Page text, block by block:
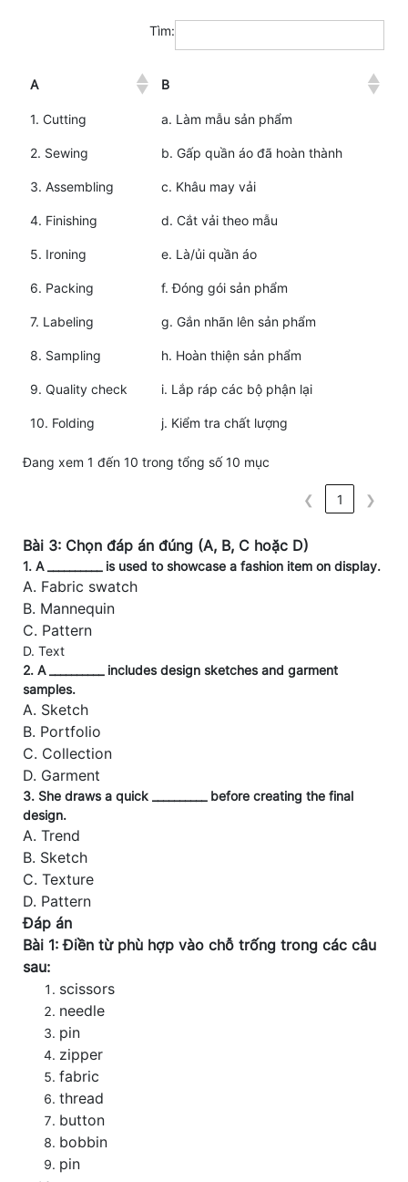
Tìm:
A B
1. Cutting a. Làm mẫu sản phẩm
2. Sewing b. Gấp quần áo đã hoàn thành
3. Assembling c. Khâu may vải
4. Finishing d. Cắt vải theo mẫu
5. Ironing e. Là/ủi quần áo
6. Packing f. Đóng gói sản phẩm
7. Labeling g. Gắn nhãn lên sản phẩm
8. Sampling h. Hoàn thiện sản phẩm
9. Quality check i. Lắp ráp các bộ phận lại
10. Folding j. Kiểm tra chất lượng
Đang xem 1 đến 10 trong tổng số 10 mục
❮ 1 ❯
Bài 3: Chọn đáp án đúng (A, B, C hoặc D)
1. A __________ is used to showcase a fashion item on display.
A. Fabric swatch
B. Mannequin
C. Pattern
D. Text
2. A __________ includes design sketches and garment
samples.
A. Sketch
B. Portfolio
C. Collection
D. Garment
3. She draws a quick __________ before creating the final
design.
A. Trend
B. Sketch
C. Texture
D. Pattern
Đáp án
Bài 1: Điền từ phù hợp vào chỗ trống trong các câu
sau:
scissors
needle
pin
zipper
fabric
thread
button
bobbin
pin